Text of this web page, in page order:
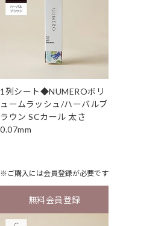
1列シート◆NUMEROボリ
ュームラッシュ/ハーバルブ
ラウン SCカール 太さ
0.07mm
※ご購入には会員登録が必要です
無料会員登録